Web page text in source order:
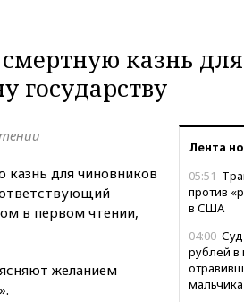
казнь для
государству
Лента
05:51
против
в США
04:00
рублей в
мальчика
казнь для чиновников
в первом чтении,
желанием